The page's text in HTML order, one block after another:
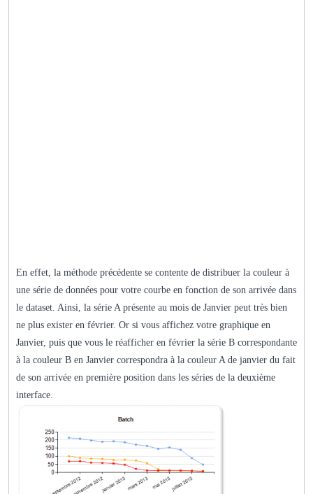
En effet, la méthode précédente se contente de distribuer la couleur à
une série de données pour votre courbe en fonction de son arrivée dans
le dataset. Ainsi, la série A présente au mois de Janvier peut très bien
ne plus exister en février. Or si vous affichez votre graphique en
Janvier, puis que vous le réafficher en février la série B correspondante
à la couleur B en Janvier correspondra à la couleur A de janvier du fait
de son arrivée en première position dans les séries de la deuxième
interface.